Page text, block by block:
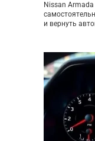
Nissan
и вернуть